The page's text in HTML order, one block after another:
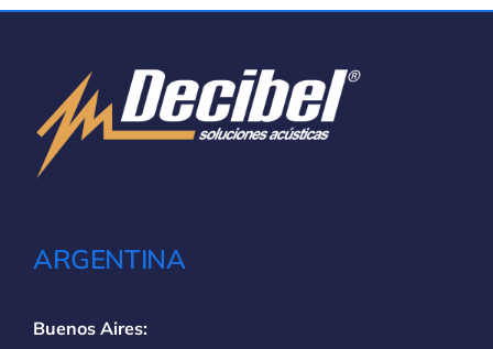
ARGENTINA
Buenos Aires: